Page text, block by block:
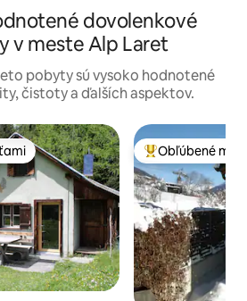
dovolenkové
v meste Alp Laret
pobyty sú vysoko hodnotené
čistoty a ďalších aspektov.
Najobľúbenejšie
Obľúbené